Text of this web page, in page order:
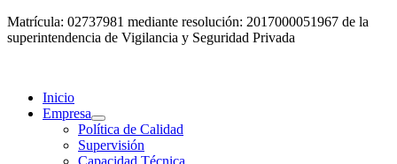
Matrícula: 02737981 mediante resolución: 2017000051967 de la
superintendencia de Vigilancia y Seguridad Privada
Inicio
Empresa
Política de Calidad
Supervisión
Capacidad Técnica